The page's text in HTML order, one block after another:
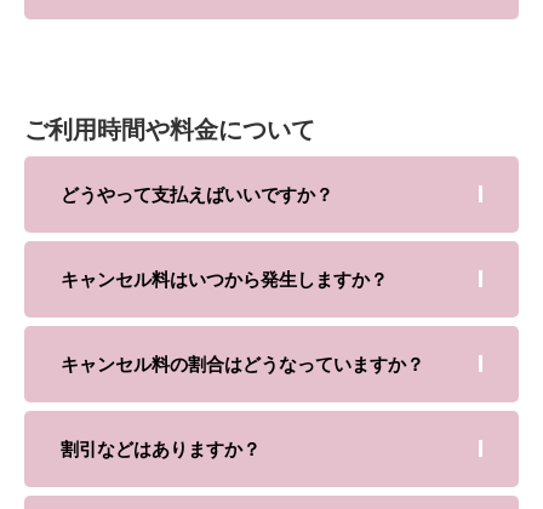
ご利用時間や料金について
どうやって支払えばいいですか？
キャンセル料はいつから発生しますか？
キャンセル料の割合はどうなっていますか？
割引などはありますか？